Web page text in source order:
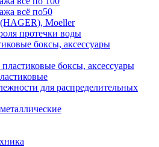
всё по50
Moeller
протечки воды
боксы, аксессуары
боксы, аксессуары
для распределительных